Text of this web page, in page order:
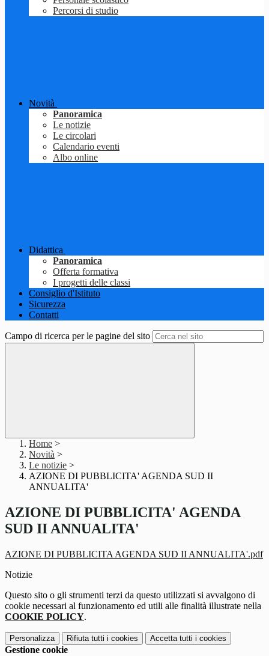
Percorsi di studio
Novità
Panoramica
Le notizie
Le circolari
Calendario eventi
Albo online
Didattica
Panoramica
Offerta formativa
I progetti delle classi
Consiglio d'Istituto
Sicurezza
Contatti
Campo di ricerca per le pagine del sito
Home >
Novità >
Le notizie >
AZIONE DI PUBBLICITA' AGENDA SUD II
ANNUALITA'
AZIONE DI PUBBLICITA' AGENDA
SUD II ANNUALITA'
AZIONE DI PUBBLICITA AGENDA SUD II ANNUALITA'.pdf
Notizie
Questo sito o gli strumenti terzi da questo utilizzati si avvalgono di
cookie necessari al funzionamento ed utili alle finalità illustrate nella
COOKIE POLICY.
Personalizza Rifiuta tutti i cookies Accetta tutti i cookies
Gestione cookie